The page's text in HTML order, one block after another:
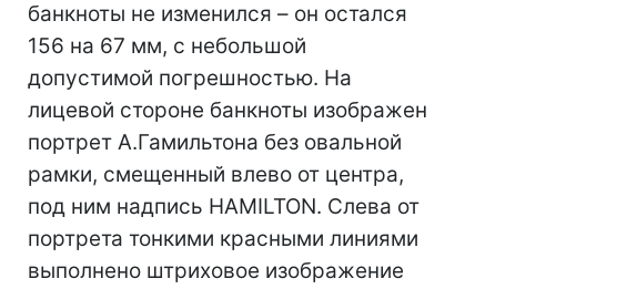
банкноты не изменился – он остался
156 на 67 мм, с небольшой
допустимой погрешностью. На
лицевой стороне банкноты изображен
портрет А.Гамильтона без овальной
рамки, смещенный влево от центра,
под ним надпись HAMILTON. Слева от
портрета тонкими красными линиями
выполнено штриховое изображение